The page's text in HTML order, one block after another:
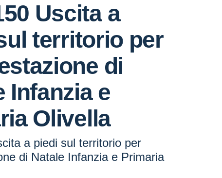
Uscita a
territorio per
di
Infanzia e
Olivella
a piedi sul territorio per
di Natale Infanzia e Primaria